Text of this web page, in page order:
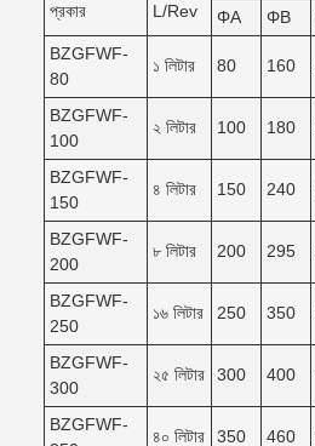
প্রকার L/Rev
ΦA
ΦB
BZGFWF-
80
১ লিটার 80 160
BZGFWF-
100
২ লিটার 100 180
BZGFWF-
150
৪ লিটার 150 240
BZGFWF-
200
৮ লিটার 200 295
BZGFWF-
250
১৬ লিটার 250 350
BZGFWF-
300
২৫ লিটার 300 400
BZGFWF-
৪০ লিটার 350 460